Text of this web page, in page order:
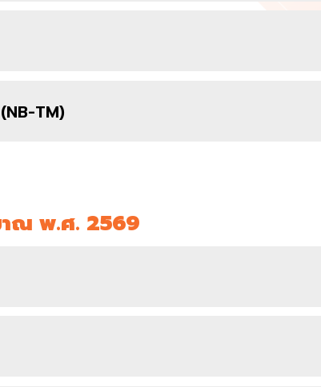
TM)
ณ พ.ศ. 2569